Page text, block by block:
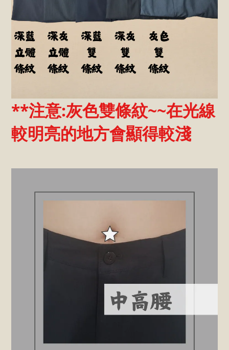
**注意:灰色雙條紋~~在光線
較明亮的地方會顯得較淺